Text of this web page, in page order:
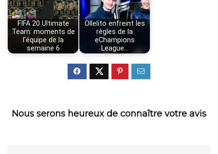
FIFA 20 Ultimate
Team: moments de
l'équipe de la
semaine 6
Ollelito enfreint les
règles de la
eChampions
League…
Nous serons heureux de connaître votre avis